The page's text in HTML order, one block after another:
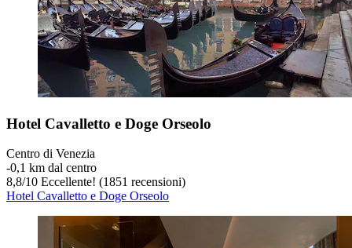
Hotel Cavalletto e Doge Orseolo
Centro di Venezia
‐0,1 km dal centro
8,8/10 Eccellente! (1851 recensioni)
Hotel Cavalletto e Doge Orseolo